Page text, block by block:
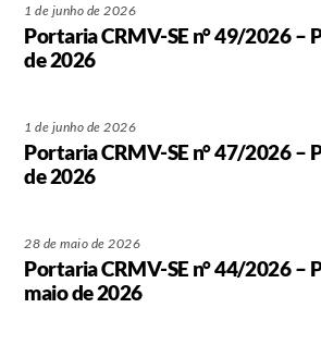
1 de junho de 2026
Portaria CRMV-SE n° 49/2026 –
de 2026
1 de junho de 2026
Portaria CRMV-SE n° 47/2026 –
de 2026
28 de maio de 2026
Portaria CRMV-SE n° 44/2026 –
maio de 2026